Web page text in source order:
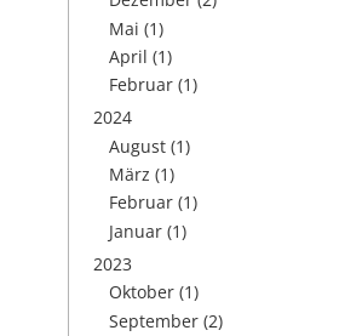
Mai (1)
April (1)
Februar (1)
2024
August (1)
März (1)
Februar (1)
Januar (1)
2023
Oktober (1)
September (2)